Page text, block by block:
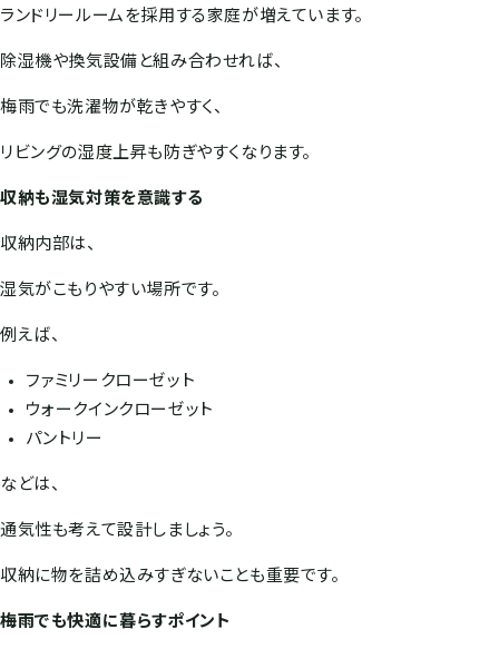
ランドリールームを採用する家庭が増えています。
除湿機や換気設備と組み合わせれば、
梅雨でも洗濯物が乾きやすく、
リビングの湿度上昇も防ぎやすくなります。
収納も湿気対策を意識する
収納内部は、
湿気がこもりやすい場所です。
例えば、
ファミリークローゼット
ウォークインクローゼット
パントリー
などは、
通気性も考えて設計しましょう。
収納に物を詰め込みすぎないことも重要です。
梅雨でも快適に暮らすポイント